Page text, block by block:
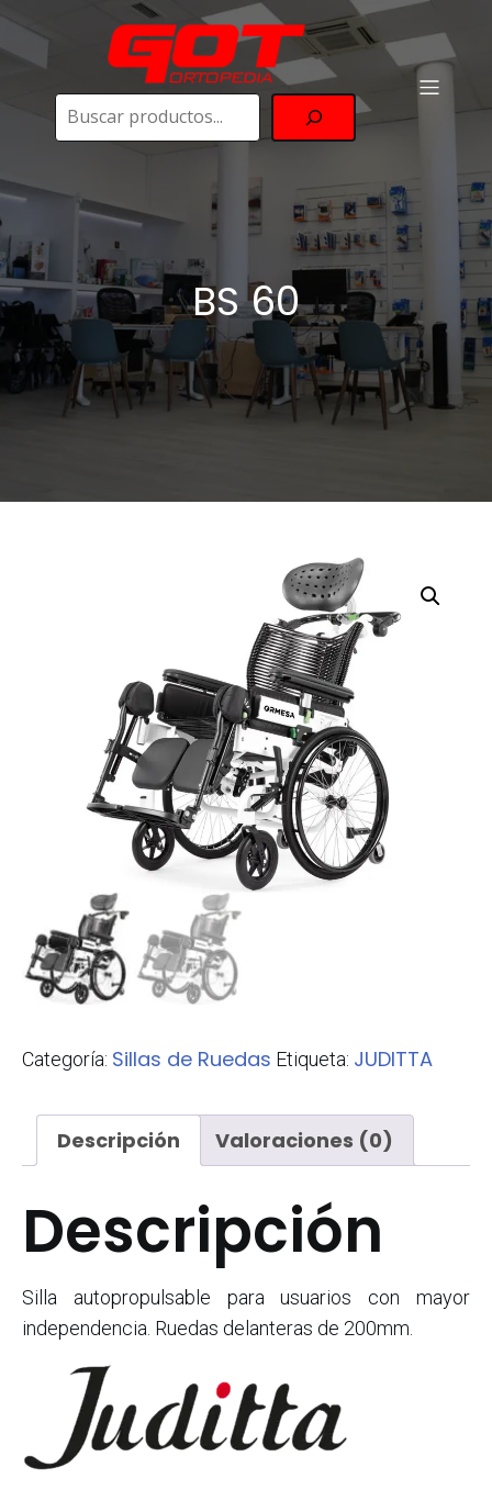
BS 60
Categoría: Sillas de Ruedas Etiqueta: JUDITTA
Descripción Valoraciones (0)
Descripción
Silla autopropulsable para usuarios con mayor
independencia. Ruedas delanteras de 200mm.